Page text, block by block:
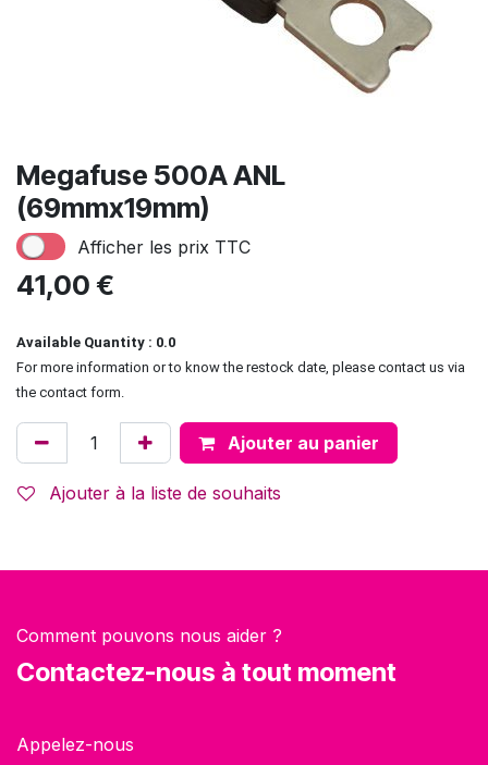
Megafuse 500A ANL
(69mmx19mm)
Afficher les prix TTC
41,00 €
Available Quantity : 0.0
For more information or to know the restock date, please contact us via
the contact form.
Ajouter au panier
Ajouter à la liste de souhaits
Comment pouvons nous aider ?
Contactez-nous à tout moment
Appelez-nous